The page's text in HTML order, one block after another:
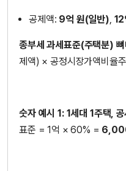
공제액: 9억 원(일반), 12
종부세 과세표준(주택분)
제액) × 공정시장가액비율
숫자 예시 1: 1세대 1주택,
표준 = 1억 × 60% =